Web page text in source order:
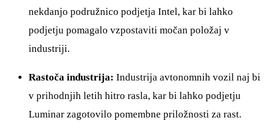
nekdanjo podružnico podjetja Intel, kar bi lahko
podjetju pomagalo vzpostaviti močan položaj v
industriji.
Rastoča industrija: Industrija avtonomnih vozil naj bi
v prihodnjih letih hitro rasla, kar bi lahko podjetju
Luminar zagotovilo pomembne priložnosti za rast.